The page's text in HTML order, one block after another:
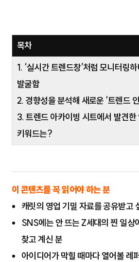
목차
1. ‘실시간 트렌드창’처럼 모니터링
발굴함
2. 경향성을 분석해 새로운 ‘트렌드
3. 트렌드 아카이빙 시트에서 발견한
키워드는?
이 콘텐츠를 꼭 읽어야 하는 분
캐릿의 영업 기밀 자료를 공유받고
SNS에는 안 뜨는 Z세대의 찐 일상
찾고 계신 분
아이디어가 막힐 때마다 열어볼 레